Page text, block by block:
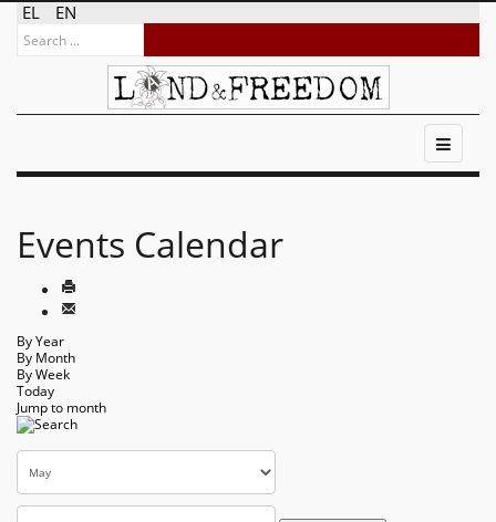
EL EN
Events Calendar
By Year
By Month
By Week
Today
Jump to month